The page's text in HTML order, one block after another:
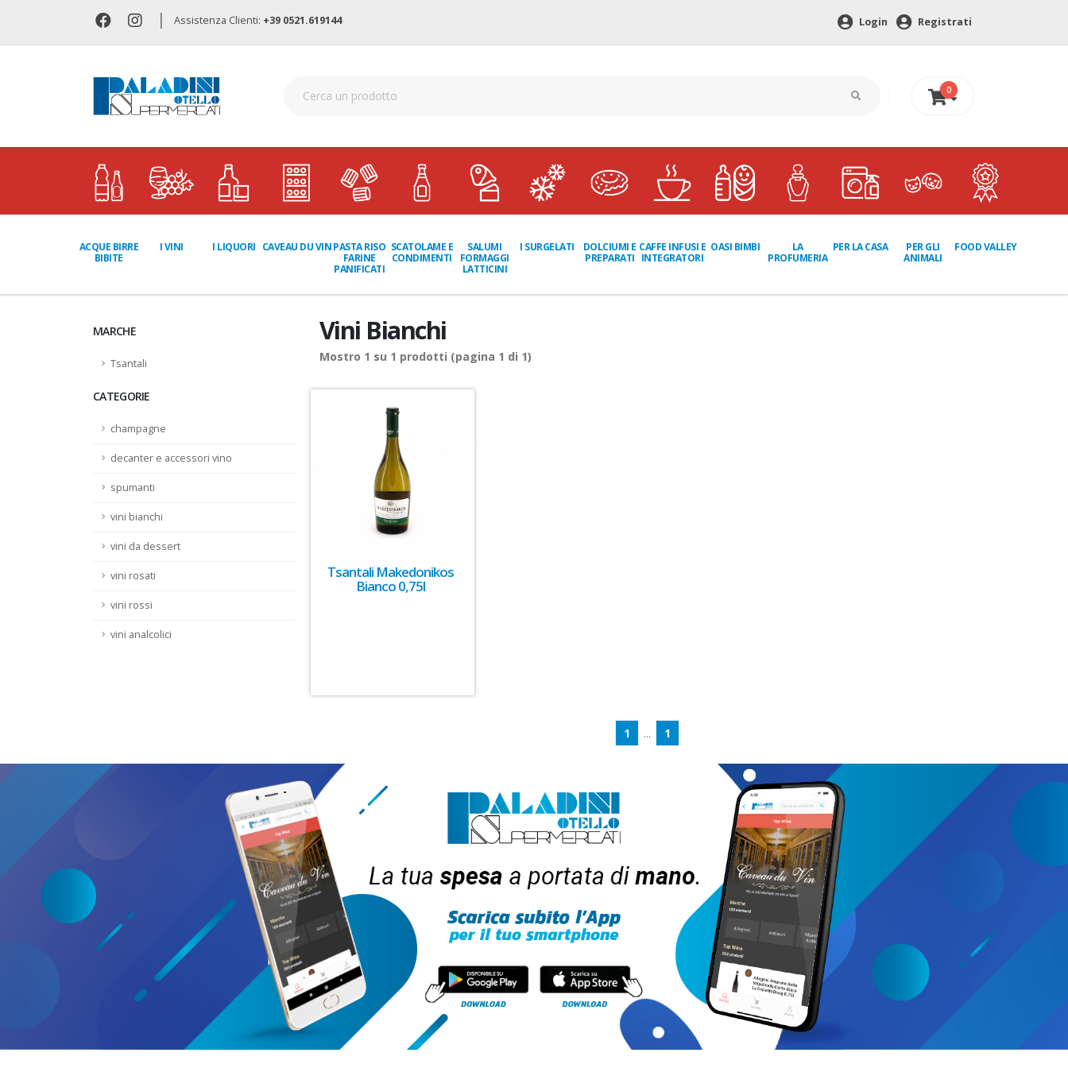
| Assistenza Clienti: +39 0521.619144 Login Registrati
0
0 €
ACQUE BIRRE
BIBITE
I VINI I LIQUORI CAVEAU DU VINPASTA RISO
FARINE
PANIFICATI
SCATOLAME E
CONDIMENTI
SALUMI
FORMAGGI
LATTICINI
I SURGELATI
DOLCIUMI E
PREPARATI
CAFFE INFUSI E
INTEGRATORI
OASI BIMBI
LA
PROFUMERIA
PER LA CASA
PER GLI
ANIMALI
FOOD VALLEY
MARCHE
Tsantali
CATEGORIE
champagne
decanter e accessori vino
spumanti
vini bianchi
vini da dessert
vini rosati
vini rossi
vini analcolici
Vini Bianchi
Mostro 1 su 1 prodotti (pagina 1 di 1)
Tsantali Makedonikos
Bianco 0,75l
1 ... 1